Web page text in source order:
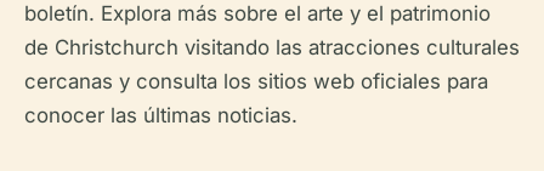
boletín. Explora más sobre el arte y el patrimonio
de Christchurch visitando las atracciones culturales
cercanas y consulta los sitios web oficiales para
conocer las últimas noticias.